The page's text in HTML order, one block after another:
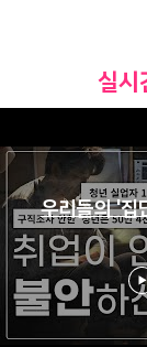
실시
우리들의 '집